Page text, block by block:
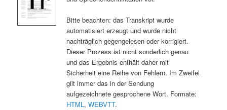
Bitte beachten: das Transkript wurde
automatisiert erzeugt und wurde nicht
nachträglich gegengelesen oder korrigiert.
Dieser Prozess ist nicht sonderlich genau
und das Ergebnis enthält daher mit
Sicherheit eine Reihe von Fehlern. Im Zweifel
gilt immer das in der Sendung
aufgezeichnete gesprochene Wort. Formate:
HTML, WEBVTT.